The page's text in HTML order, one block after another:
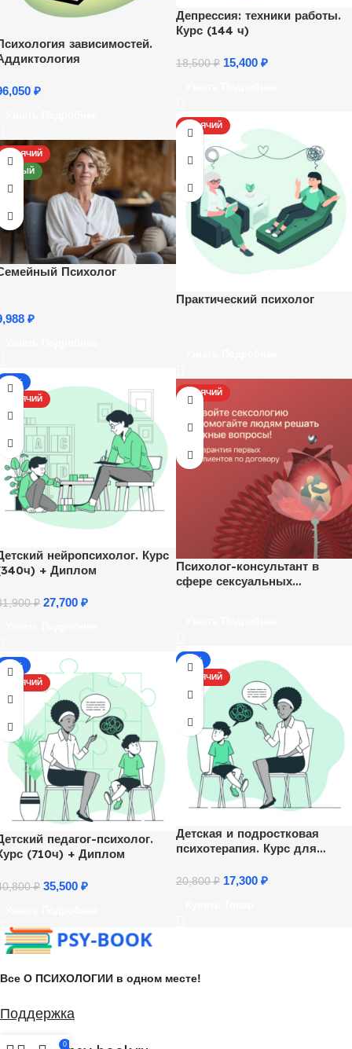
Депрессия: техники работы.
Курс (144 ч)
18,500₽ 15,400 ₽
зависимостей.
₽
ГОРЯЧИЙ
Практический психолог
ГОРЯЧИЙ
НОВЫЙ
Психолог
₽
-13%
ГОРЯЧИЙ
нейропсихолог. Курс
+ Диплом
₽ 27,700 ₽
ГОРЯЧИЙ
Психолог-консультант в
сфере сексуальных
-17%
ГОРЯЧИЙ
Детская и подростковая
психотерапия. Курс для
20,800₽ 17,300 ₽
-13%
ГОРЯЧИЙ
педагог-психолог.
(710ч) + Диплом
₽ 35,500 ₽
Все О ПСИХОЛОГИИ в одном месте!
Поддержка
0